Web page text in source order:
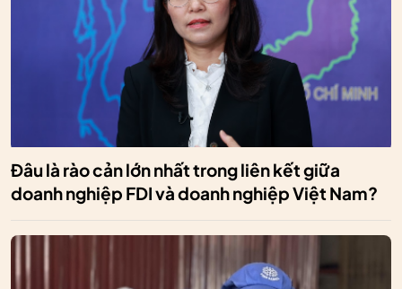
Đâu là rào cản lớn nhất trong liên kết giữa
doanh nghiệp FDI và doanh nghiệp Việt Nam?